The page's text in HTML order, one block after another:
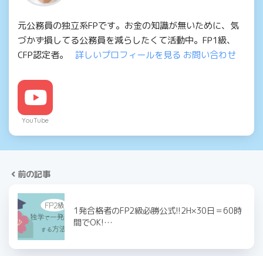
元公務員の独立系FPです。お金の知識が無いために、気
づかず損してる公務員を減らしたくて活動中。FP1級、
CFP認定者。 詳しいプロフィールを見る お問い合わせ
YouTube
前の記事
1発合格者のFP2級必勝公式!!2H×30日＝60時
間でOK!…